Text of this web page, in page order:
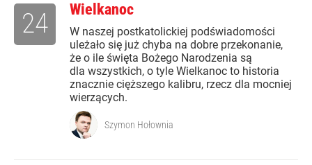
Wielkanoc
W naszej postkatolickiej podświadomości
uleżało się już chyba na dobre przekonanie,
że o ile święta Bożego Narodzenia są
dla wszystkich, o tyle Wielkanoc to historia
znacznie cięższego kalibru, rzecz dla mocniej
wierzących.
24
Szymon Hołownia